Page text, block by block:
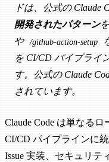
ドは、公式の Claude
開発されたパターン
や /github-action-setup
を CI/CD パイプライ
す。公式の Claude
されています。
Claude Code は単なる
CI/CD パイプラインに
Issue 実装、セキュリテ